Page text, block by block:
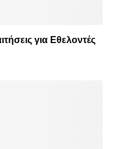
για Εθελοντές